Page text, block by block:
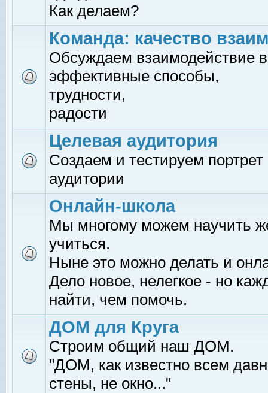
Как делаем?
Команда: качество
Обсуждаем взаимодействие
эффективные способы,
трудности,
радости
Целевая аудитория
Создаем и тестируем
аудитории
Онлайн-школа
Мы многому можем научить
учиться.
Ныне это можно делать и
Дело новое, нелегкое - но
найти, чем помочь.
ДОМ для Круга
Строим общий наш ДОМ.
"ДОМ, как известно всем
стены, не окно..."